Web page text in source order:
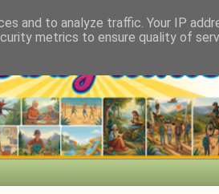
and to analyze traffic. Your IP
metrics to ensure quality of